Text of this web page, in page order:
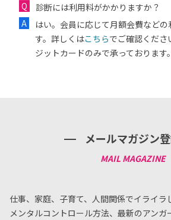
診断には利用料がかかりますか？
はい。会員に応じて月額会費など
す。詳しくはこちらでご確認くださ
ジットカードのみで承っております。
メールマガジン
仕事、家庭、子育て、人間関係でイライラ
メンタルコントロール方法、 最新のアンガ